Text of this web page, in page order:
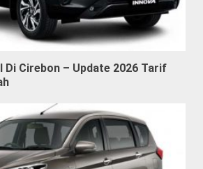
Di Cirebon – Update 2026 Tarif